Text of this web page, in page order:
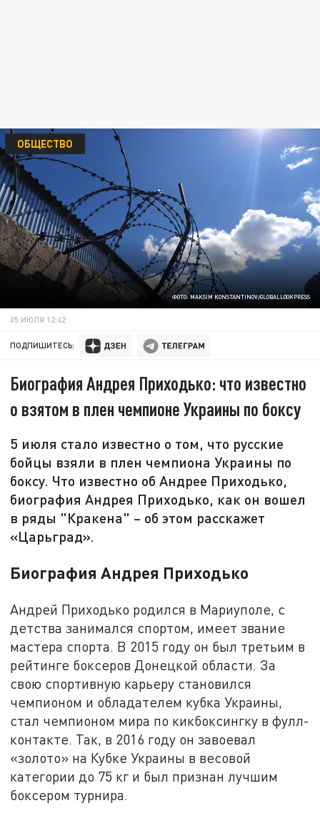
ФОТО: MAKSIM KONSTANTINOV/GLOBALLOOKPRESS
ОБЩЕСТВО
05 ИЮЛЯ 12:42
ПОДПИШИТЕСЬ:
Биография Андрея Приходько: что известно
о взятом в плен чемпионе Украины по боксу
5 июля стало известно о том, что русские
бойцы взяли в плен чемпиона Украины по
боксу. Что известно об Андрее Приходько,
биография Андрея Приходько, как он вошел
в ряды "Кракена" – об этом расскажет
«Царьград».
Биография Андрея Приходько
Андрей Приходько родился в Мариуполе, с
детства занимался спортом, имеет звание
мастера спорта. В 2015 году он был третьим в
рейтинге боксеров Донецкой области. За
свою спортивную карьеру становился
чемпионом и обладателем кубка Украины,
стал чемпионом мира по кикбоксингку в фулл-
контакте. Так, в 2016 году он завоевал
«золото» на Кубке Украины в весовой
категории до 75 кг и был признан лучшим
боксером турнира.